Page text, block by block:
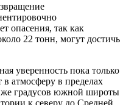
опасения, так как
22 тонн, могут достичь
уверенность пока только
в атмосферу в пределах
же градусов южной широты
к северу до Средней